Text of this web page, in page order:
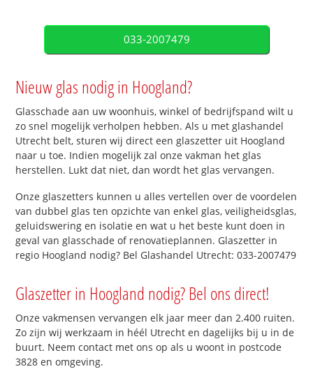
033-2007479
Nieuw glas nodig in Hoogland?
Glasschade aan uw woonhuis, winkel of bedrijfspand wilt u
zo snel mogelijk verholpen hebben. Als u met glashandel
Utrecht belt, sturen wij direct een glaszetter uit Hoogland
naar u toe. Indien mogelijk zal onze vakman het glas
herstellen. Lukt dat niet, dan wordt het glas vervangen.
Onze glaszetters kunnen u alles vertellen over de voordelen
van dubbel glas ten opzichte van enkel glas, veiligheidsglas,
geluidswering en isolatie en wat u het beste kunt doen in
geval van glasschade of renovatieplannen. Glaszetter in
regio Hoogland nodig? Bel Glashandel Utrecht: 033-2007479
Glaszetter in Hoogland nodig? Bel ons direct!
Onze vakmensen vervangen elk jaar meer dan 2.400 ruiten.
Zo zijn wij werkzaam in héél Utrecht en dagelijks bij u in de
buurt. Neem contact met ons op als u woont in postcode
3828 en omgeving.